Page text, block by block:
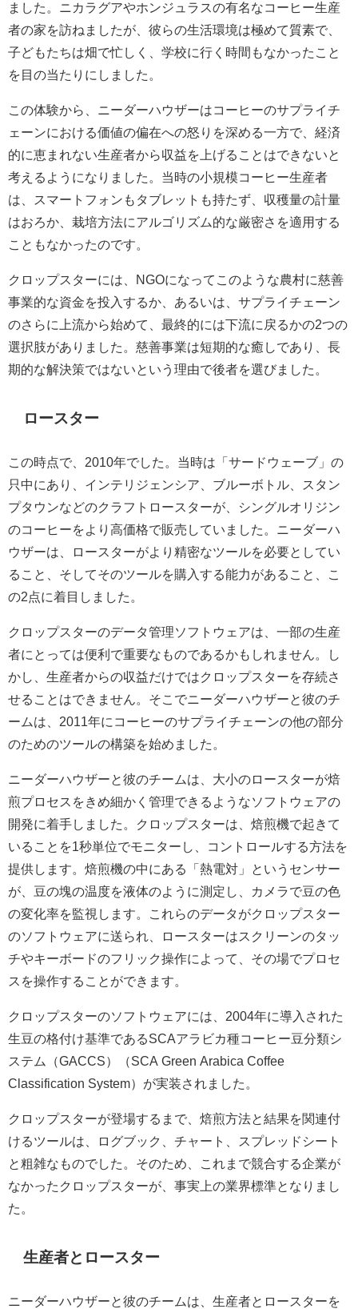
ました。ニカラグアやホンジュラスの有名なコーヒー生産
者の家を訪ねましたが、彼らの生活環境は極めて質素で、
子どもたちは畑で忙しく、学校に行く時間もなかったこと
を目の当たりにしました。
この体験から、ニーダーハウザーはコーヒーのサプライチ
ェーンにおける価値の偏在への怒りを深める一方で、経済
的に恵まれない生産者から収益を上げることはできないと
考えるようになりました。当時の小規模コーヒー生産者
は、スマートフォンもタブレットも持たず、収穫量の計量
はおろか、栽培方法にアルゴリズム的な厳密さを適用する
こともなかったのです。
クロップスターには、NGOになってこのような農村に慈善
事業的な資金を投入するか、あるいは、サプライチェーン
のさらに上流から始めて、最終的には下流に戻るかの2つの
選択肢がありました。慈善事業は短期的な癒しであり、長
期的な解決策ではないという理由で後者を選びました。
ロースター
この時点で、2010年でした。当時は「サードウェーブ」の
只中にあり、インテリジェンシア、ブルーボトル、スタン
プタウンなどのクラフトロースターが、シングルオリジン
のコーヒーをより高価格で販売していました。ニーダーハ
ウザーは、ロースターがより精密なツールを必要としてい
ること、そしてそのツールを購入する能力があること、こ
の2点に着目しました。
クロップスターのデータ管理ソフトウェアは、一部の生産
者にとっては便利で重要なものであるかもしれません。し
かし、生産者からの収益だけではクロップスターを存続さ
せることはできません。そこでニーダーハウザーと彼のチ
ームは、2011年にコーヒーのサプライチェーンの他の部分
のためのツールの構築を始めました。
ニーダーハウザーと彼のチームは、大小のロースターが焙
煎プロセスをきめ細かく管理できるようなソフトウェアの
開発に着手しました。クロップスターは、焙煎機で起きて
いることを1秒単位でモニターし、コントロールする方法を
提供します。焙煎機の中にある「熱電対」というセンサー
が、豆の塊の温度を液体のように測定し、カメラで豆の色
の変化率を監視します。これらのデータがクロップスター
のソフトウェアに送られ、ロースターはスクリーンのタッ
チやキーボードのフリック操作によって、その場でプロセ
スを操作することができます。
クロップスターのソフトウェアには、2004年に導入された
生豆の格付け基準であるSCAアラビカ種コーヒー豆分類シ
ステム（GACCS）（SCA Green Arabica Coffee
Classification System）が実装されました。
クロップスターが登場するまで、焙煎方法と結果を関連付
けるツールは、ログブック、チャート、スプレッドシート
と粗雑なものでした。そのため、これまで競合する企業が
なかったクロップスターが、事実上の業界標準となりまし
た。
生産者とロースター
ニーダーハウザーと彼のチームは、生産者とロースターを